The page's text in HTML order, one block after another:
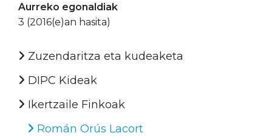
Aurreko egonaldiak
3 (2016(e)an hasita)
Zuzendaritza eta kudeaketa
DIPC Kideak
Ikertzaile Finkoak
Román Orús Lacort